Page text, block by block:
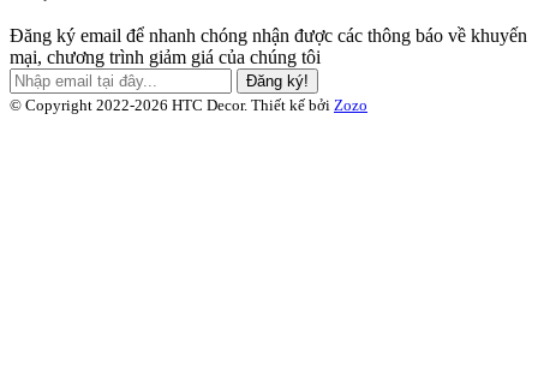
Đăng ký email để nhanh chóng nhận được các thông báo về khuyến
mại, chương trình giảm giá của chúng tôi
Đăng ký!
© Copyright 2022-2026 HTC Decor. Thiết kế bởi Zozo